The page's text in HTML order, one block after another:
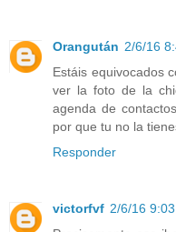
Orangután 2/6/16
Estáis equivocados
ver la foto de la
agenda de
por que tu no la
Responder
victorfvf 2/6/16 9:03